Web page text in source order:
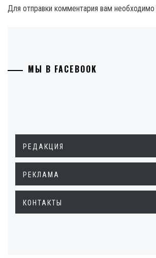
Для отправки комментария вам необходимо
МЫ В FACEBOOK
РЕДАКЦИЯ
РЕКЛАМА
КОНТАКТЫ